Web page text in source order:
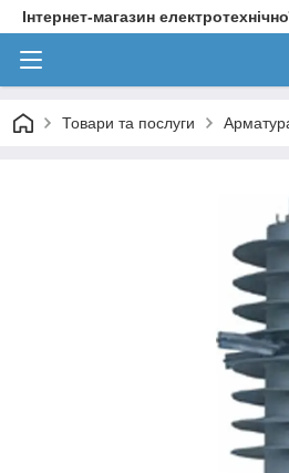
Інтернет-магазин
Товари та послуги